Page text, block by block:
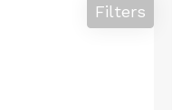
Filters